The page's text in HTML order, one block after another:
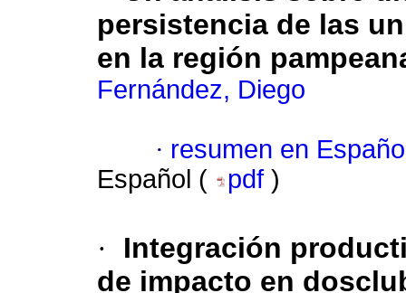
persistencia de las
en la región
Fernández, Diego
· resumen en
Español (
pdf )
·
Integración
de impacto en